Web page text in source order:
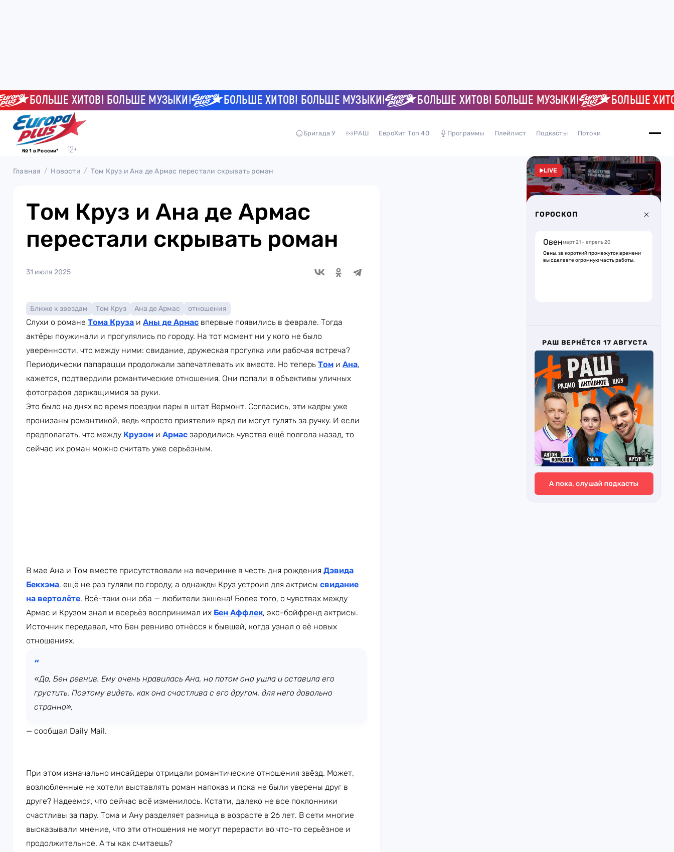
БОЛЬШЕ ХИТОВ! БОЛЬШЕ МУЗЫКИ! БОЛЬШЕ ХИТОВ! БОЛЬШЕ МУЗЫКИ! БОЛЬШЕ ХИТОВ! БОЛЬШЕ МУЗЫКИ! БОЛЬШЕ ХИТОВ!
№ 1 в России*
Бригада У РАШ ЕвроХит Топ 40 Программы Плейлист Подкасты Потоки
Главная Новости Том Круз и Ана де Армас перестали скрывать роман
Том Круз и Ана де Армас
перестали скрывать роман
31 июля 2025
Ближе к звездам Том Круз Ана де Армас отношения
Слухи о романе Тома Круза и Аны де Армас впервые появились в феврале. Тогда
актёры поужинали и прогулялись по городу. На тот момент ни у кого не было
уверенности, что между ними: свидание, дружеская прогулка или рабочая встреча?
Периодически папарацци продолжали запечатлевать их вместе. Но теперь Том и Ана,
кажется, подтвердили романтические отношения. Они попали в объективы уличных
фотографов держащимися за руки.
Это было на днях во время поездки пары в штат Вермонт. Согласись, эти кадры уже
пронизаны романтикой, ведь «просто приятели» вряд ли могут гулять за ручку. И если
предполагать, что между Крузом и Армас зародились чувства ещё полгола назад, то
сейчас их роман можно считать уже серьёзным.
В мае Ана и Том вместе присутствовали на вечеринке в честь дня рождения Дэвида
Бекхэма, ещё не раз гуляли по городу, а однажды Круз устроил для актрисы свидание
на вертолёте. Всё-таки они оба — любители экшена! Более того, о чувствах между
Армас и Крузом знал и всерьёз воспринимал их Бен Аффлек, экс-бойфренд актрисы.
Источник передавал, что Бен ревниво отнёсся к бывшей, когда узнал о её новых
отношениях.
«Да, Бен ревнив. Ему очень нравилась Ана, но потом она ушла и оставила его
грустить. Поэтому видеть, как она счастлива с его другом, для него довольно
странно»,
— сообщал Daily Mail.
При этом изначально инсайдеры отрицали романтические отношения звёзд. Может,
возлюбленные не хотели выставлять роман напоказ и пока не были уверены друг в
друге? Надеемся, что сейчас всё изменилось. Кстати, далеко не все поклонники
счастливы за пару. Тома и Ану разделяет разница в возрасте в 26 лет. В сети многие
высказывали мнение, что эти отношения не могут перерасти во что-то серьёзное и
продолжительное. А ты как считаешь?
LIVE
ГОРОСКОП
Овенмарт 21 – апрель 20
Овны, за короткий промежуток времени
вы сделаете огромную часть работы.